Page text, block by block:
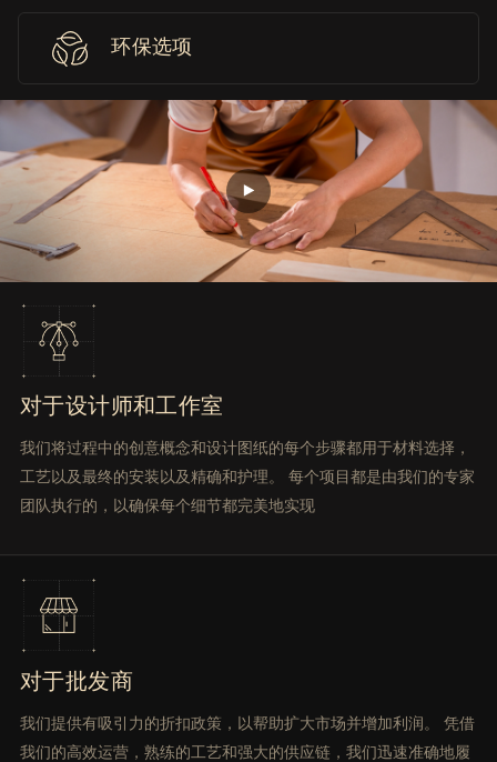
环保选项
对于设计师和工作室
我们将过程中的创意概念和设计图纸的每个步骤都用于材料选择，
工艺以及最终的安装以及精确和护理。 每个项目都是由我们的专家
团队执行的，以确保每个细节都完美地实现
对于批发商
我们提供有吸引力的折扣政策，以帮助扩大市场并增加利润。 凭借
我们的高效运营，熟练的工艺和强大的供应链，我们迅速准确地履